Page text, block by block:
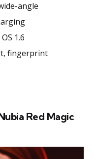
angle
1.6
fingerprint
Red Magic